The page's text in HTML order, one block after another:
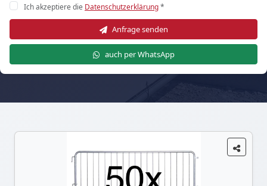
Ich akzeptiere die Datenschutzerklärung*
Anfrage senden
auch per WhatsApp